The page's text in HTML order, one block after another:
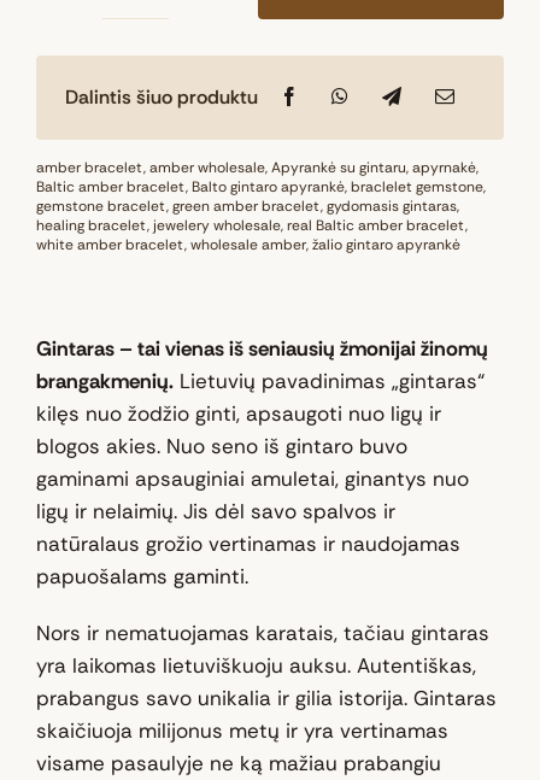
Baltijos
apyrankė
„Raudono
siūlo
saulė“
Dalintis šiuo produktu
amber bracelet,amber wholesale,Apyrankė su gintaru,apyrnakė,
Baltic amber bracelet,Balto gintaro apyrankė,braclelet gemstone,
gemstone bracelet,green amber bracelet,gydomasis gintaras,
healing bracelet, jewelery wholesale,real Baltic amber bracelet,
white amber bracelet,wholesale amber,žalio gintaro apyrankė
Gintaras – tai vienas iš seniausių žmonijai žinomų
brangakmenių.Lietuvių pavadinimas „gintaras“
kilęs nuo žodžio ginti, apsaugoti nuo ligų ir
blogos akies. Nuo seno iš gintaro buvo
gaminami apsauginiai amuletai, ginantys nuo
ligų ir nelaimių. Jis dėl savo spalvos ir
natūralaus grožio vertinamas ir naudojamas
papuošalams gaminti.
Nors ir nematuojamas karatais, tačiau gintaras
yra laikomas lietuviškuoju auksu. Autentiškas,
prabangus savo unikalia ir gilia istorija. Gintaras
skaičiuoja milijonus metų ir yra vertinamas
visame pasaulyje ne ką mažiau prabangiu